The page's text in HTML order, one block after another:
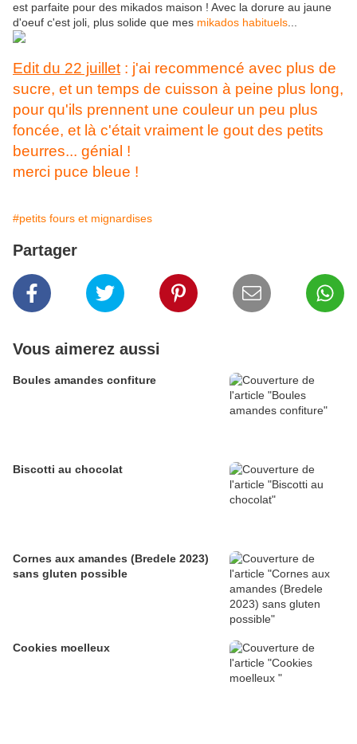
est parfaite pour des mikados maison ! Avec la dorure au jaune
d'oeuf c'est joli, plus solide que mes mikados habituels
Edit du 22 juillet : j'ai recommencé avec plus de
sucre, et un temps de cuisson à peine plus long,
pour qu'ils prennent une couleur un peu plus
foncée, et là c'était vraiment le gout des petits
beurres... génial !
merci puce bleue !
#petits fours et mignardises
Partager
Vous aimerez aussi
Boules amandes confiture
Biscotti au chocolat
Cornes aux amandes (Bredele 2023)
sans gluten possible
Cookies moelleux